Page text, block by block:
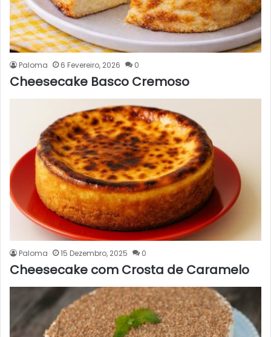
Paloma 6 Fevereiro, 2026 0
Cheesecake Basco Cremoso
Paloma 15 Dezembro, 2025 0
Cheesecake com Crosta de Caramelo